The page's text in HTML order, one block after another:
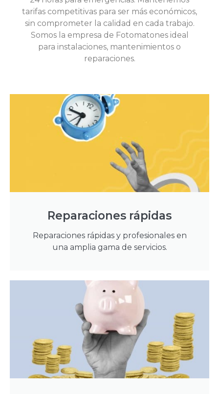
tarifas competitivas para ser más económicos,
sin comprometer la calidad en cada trabajo.
Somos la empresa de Fotomatones ideal
para instalaciones, mantenimientos o
reparaciones.
Reparaciones rápidas
Reparaciones rápidas y profesionales en
una amplia gama de servicios.